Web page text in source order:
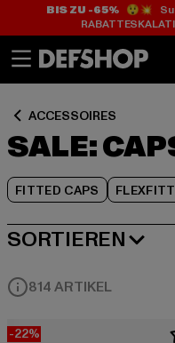
BIS ZU -65%😲💥
ACCESSOIRES
SALE:
FITTED CAPS
SORTIEREN
BELIEBTESTE
814 ARTIKEL
-22%